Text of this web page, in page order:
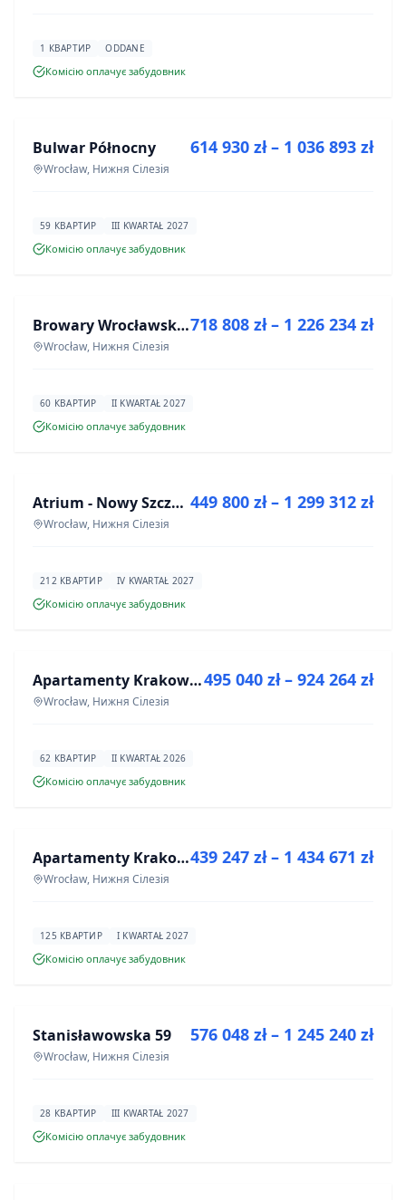
1 КВАРТИР ODDANE
Комісію оплачує забудовник
ІНВЕСТИЦІЯ
Bulwar Północny
Wrocław, Нижня Сілезія
614 930 zł – 1 036 893 zł
59 КВАРТИР III KWARTAŁ 2027
Комісію оплачує забудовник
ІНВЕСТИЦІЯ Browary Wrocławskie bud BR1, BR2
Wrocław, Нижня Сілезія
718 808 zł – 1 226 234 zł
60 КВАРТИР II KWARTAŁ 2027
Комісію оплачує забудовник
ІНВЕСТИЦІЯ Atrium - Nowy Szczepin
Wrocław, Нижня Сілезія
449 800 zł – 1 299 312 zł
212 КВАРТИР IV KWARTAŁ 2027
Комісію оплачує забудовник
ІНВЕСТИЦІЯ Apartamenty Krakowska 8
Wrocław, Нижня Сілезія
495 040 zł – 924 264 zł
62 КВАРТИР II KWARTAŁ 2026
Комісію оплачує забудовник
ІНВЕСТИЦІЯ Apartamenty Krakowska 6
Wrocław, Нижня Сілезія
439 247 zł – 1 434 671 zł
125 КВАРТИР I KWARTAŁ 2027
Комісію оплачує забудовник
ІНВЕСТИЦІЯ
Stanisławowska 59
Wrocław, Нижня Сілезія
576 048 zł – 1 245 240 zł
28 КВАРТИР III KWARTAŁ 2027
Комісію оплачує забудовник